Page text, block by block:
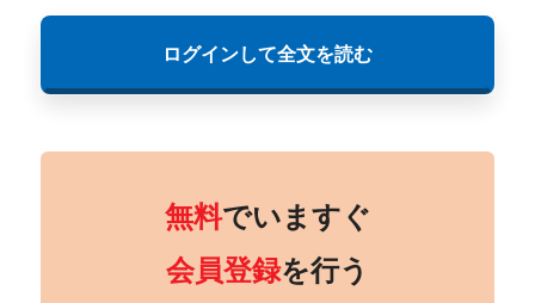
ログインして全文を読む
無料でいますぐ
会員登録を行う